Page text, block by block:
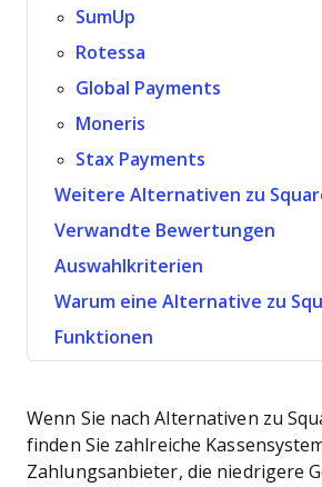
SumUp
Rotessa
Global Payments
Moneris
Stax Payments
Weitere Alternativen zu
Verwandte Bewertungen
Auswahlkriterien
Warum eine Alternative zu
Funktionen
Wenn Sie nach Alternativen zu
finden Sie zahlreiche
Zahlungsanbieter, die niedrigere